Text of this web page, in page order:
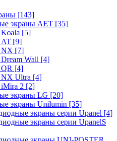
[143]
экраны AET [35]
[5]
[9]
NX [7]
Wall [4]
[4]
Ultra [4]
2 [2]
экраны LG [20]
экраны Unilumin [35]
экраны серии Upanel [4]
экраны серии UpanelS